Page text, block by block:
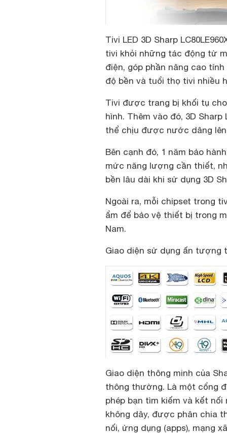
Tivi LED 3D Sharp
tivi khỏi những tác động từ
điện, góp phần nâng cao
độ bền và tuổi thọ tivi nhiều
Tivi được trang bị khối tụ
hình. Thêm vào đó, 3D
thể chịu được nước dâng lên
Bên cạnh đó, 1 năm bảo
mức năng lượng cần thiết,
bền lâu dài khi sử dụng 3D
Ngoài ra, mỗi chipset trong
ẩm để bảo vệ thiết bị trong
Nam.
Giao diện sử dụng ấn tượng
Giao diện thông minh của
thông thường. Là một cổng
phép bạn tìm kiếm và kết
không dây, được phân chia
nối, ứng dụng (apps), mạng